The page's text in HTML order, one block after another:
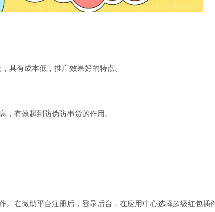
具有成本低，推广效果好的特点。
有效起到防伪防串货的作用。
在微助平台注册后，登录后台，在应用中心选择超级红包插